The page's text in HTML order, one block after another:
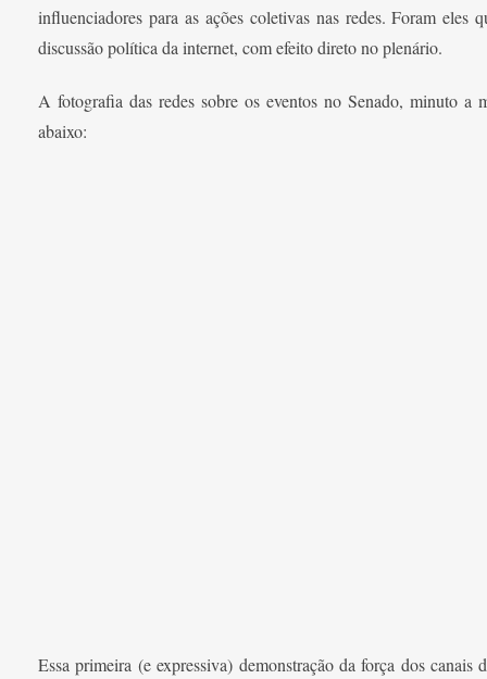
influenciadores para as ações coletivas nas redes. Foram eles
discussão política da internet, com efeito direto no plenário.
A fotografia das redes sobre os eventos no Senado, minuto a
abaixo:
Essa primeira (e expressiva) demonstração da força dos canais